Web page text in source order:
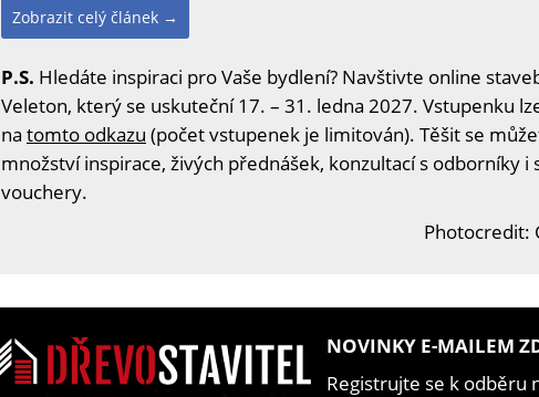
Zobrazit celý článek →
P.S. Hledáte inspiraci pro Vaše bydlení? Navštivte online
Veleton, který se uskuteční 17. – 31. ledna 2027. Vstupenku
na tomto odkazu (počet vstupenek je limitován). Těšit se
množství inspirace, živých přednášek, konzultací s odborníky i
vouchery.
Photocredit:
NOVINKY E-MAILEM
Registrujte se k odběru